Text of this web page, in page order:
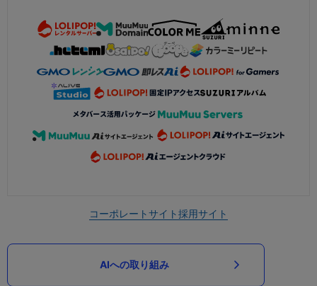
コーポレートサイト採用サイト
AIへの取り組み